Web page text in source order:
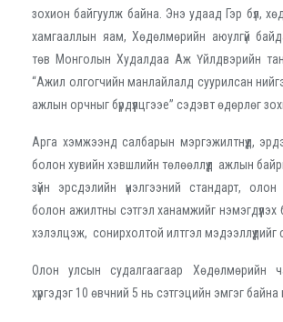
зохион байгуулж байна. Энэ удаад Гэр бүл,
хамгааллын яам, Хөдөлмөрийн аюулгүй
төв Монголын Худалдаа Аж Үйлдвэрийн
“Ажил олгогчийн манлайлалд суурилсан
ажлын орчныг бүрдүүлцгээе” сэдэвт өдөрлөг
Арга хэмжээнд салбарын мэргэжилтнүүд,
болон хувийн хэвшлийн төлөөллүүд ажлын
зүйн эрсдэлийн үнэлгээний стандарт,
болон ажилтны сэтгэл ханамжийг нэмэгдүүлэх
хэлэлцэж, сонирхолтой илтгэл мэдээллүүдийг
Олон улсын судалгаагаар Хөдөлмөрийн
хүргэдэг 10 өвчний 5 нь сэтгэцийн эмгэг байна